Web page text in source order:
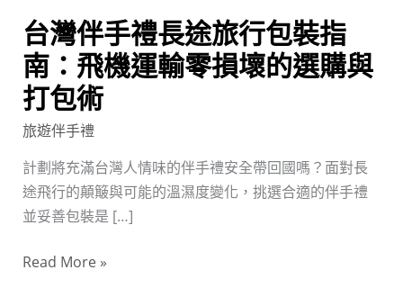
台灣伴手禮長途旅行包裝指
南：飛機運輸零損壞的選購與
打包術
旅遊伴手禮
計劃將充滿台灣人情味的伴手禮安全帶回國嗎？面對長
途飛行的顛簸與可能的溫濕度變化，挑選合適的伴手禮
並妥善包裝是 […]
指
南：
飛
機
運
輸
零
損
的
Read More »